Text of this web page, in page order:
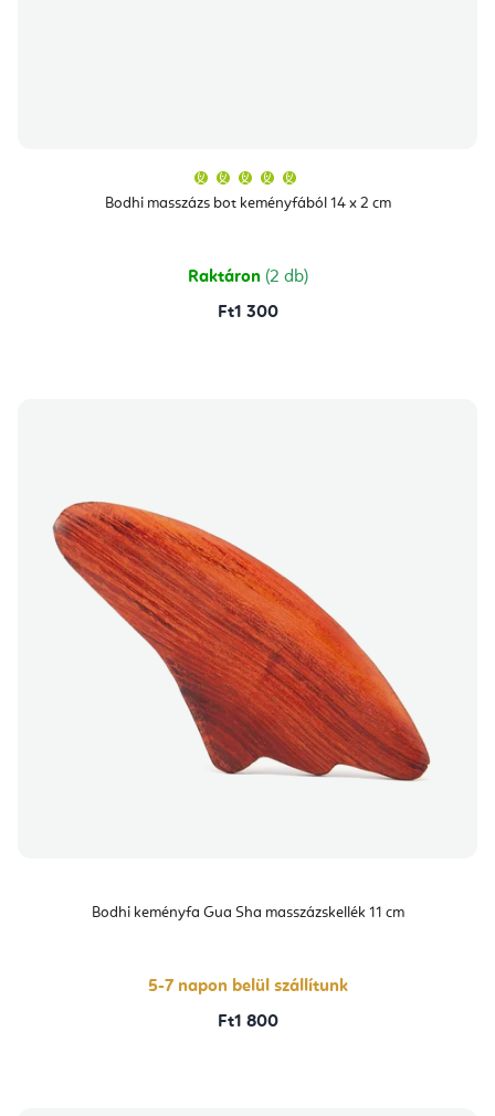
Bodhi masszázs bot keményfából 14 x 2 cm
átlagos
értékelése
csillag.
Raktáron (2 db)
Ft1 300
Bodhi keményfa Gua Sha masszázskellék 11 cm
5-7 napon belül szállítunk
Ft1 800